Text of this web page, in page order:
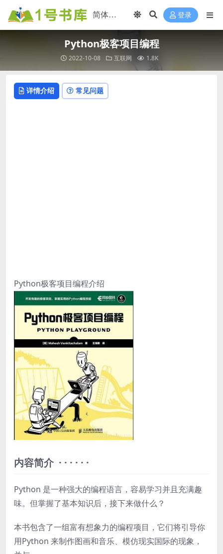
登录
Python极客项目编程
2022-10-08 互联网 1.8K
详情介绍 常见问题
Python极客项目编程介绍
内容简介 · · · · · ·
Python 是一种强大的编程语言，容易学习并且充满趣
味。但掌握了基本知识后，接下来做什么？
本书包含了一组富有想象力的编程项目，它们将引导你
用Python 来制作图画和音乐、模仿现实国际的现象，